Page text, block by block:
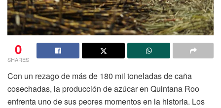
0
SHARES
Con un rezago de más de 180 mil toneladas de caña
cosechadas, la producción de azúcar en Quintana Roo
enfrenta uno de sus peores momentos en la historia. Los